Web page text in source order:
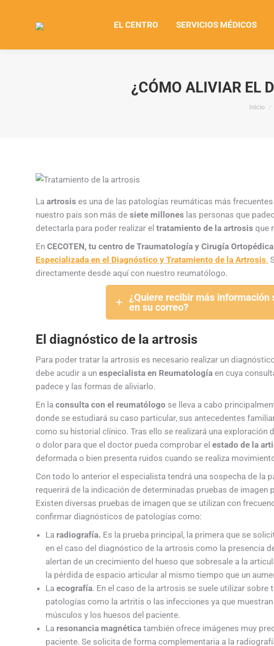
EL CENTRO SERVICIOS MÉDICOS
¿CÓMO ALIVIAR EL
Estás
Inicio
La artrosis es una de las patologías reumáticas más frecuentes
nuestro país son más de siete millones las personas que
detectarla para poder realizar el tratamiento de la artrosis que
En CECOTEN, tu centro de Traumatología y Cirugía
Especializada en el Diagnóstico y Tratamiento de la Artrosis.
directamente desde aquí con nuestro reumatólogo.
¿Quiere recibir más información
en su correo?
El diagnóstico de la artrosis
Para poder tratar la artrosis es necesario realizar un
debe acudir a un especialista en Reumatología en cuya
padece y las formas de aliviarlo.
En la consulta con el reumatólogo se lleva a cabo
donde se estudiará su caso particular, sus antecedentes
como su historial clínico. Tras ello se realizará una exploración
o dolor para que el doctor pueda comprobar el estado de la
deformada o bien presenta ruidos cuando se realiza
Con todo lo anterior el especialista tendrá una sospecha de la
requerirá de la indicación de determinadas pruebas de
Existen diversas pruebas de imagen que se utilizan con
confirmar diagnósticos de patologías como:
La radiografía. Es la prueba principal, la primera que se
en el caso del diagnóstico de la artrosis como la presencia
alertan de un crecimiento del hueso que sobresale a la
la pérdida de espacio articular al mismo tiempo que un
La ecografía. En el caso de la artrosis se suele utilizar
patologías como la artritis o las infecciones ya que
músculos y los huesos del paciente.
La resonancia magnética también ofrece imágenes muy
paciente. Se solicita de forma complementaria a la